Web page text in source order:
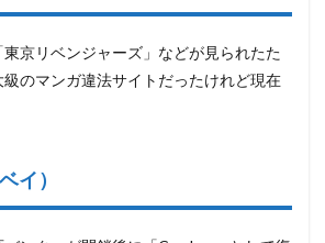
東京リベンジャーズ」などが見られたた
のマンガ違法サイトだったけれど現在
イ）